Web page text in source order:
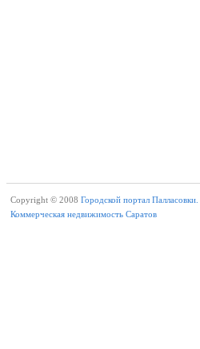
Copyright © 2008 Городской портал Палласовки.
Коммерческая недвижимость Саратов